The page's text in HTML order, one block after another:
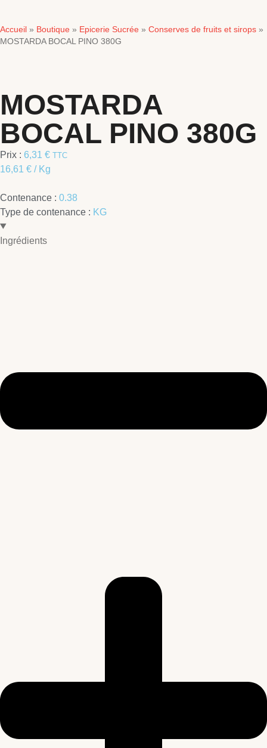
Accueil » Boutique » Epicerie Sucrée » Conserves de fruits et sirops »
MOSTARDA BOCAL PINO 380G
MOSTARDA
BOCAL PINO 380G
Prix : 6,31 € TTC
16,61 € / Kg
Contenance : 0.38
Type de contenance : KG
Ingrédients